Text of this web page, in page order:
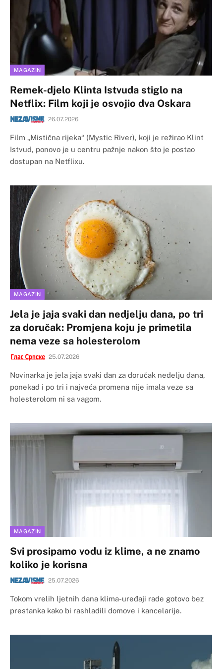
MAGAZIN
Remek-djelo Klinta Istvuda stiglo na
Netflix: Film koji je osvojio dva Oskara
26.07.2026
Film „Mistična rijeka“ (Mystic River), koji je režirao Klint
Istvud, ponovo je u centru pažnje nakon što je postao
dostupan na Netflixu.
MAGAZIN
Jela je jaja svaki dan nedjelju dana, po tri
za doručak: Promjena koju je primetila
nema veze sa holesterolom
25.07.2026
Novinarka je jela jaja svaki dan za doručak nedelju dana,
ponekad i po tri i najveća promena nije imala veze sa
holesterolom ni sa vagom.
MAGAZIN
Svi prosipamo vodu iz klime, a ne znamo
koliko je korisna
25.07.2026
​Tokom vrelih ljetnih dana klima-uređaji rade gotovo bez
prestanka kako bi rashladili domove i kancelarije.